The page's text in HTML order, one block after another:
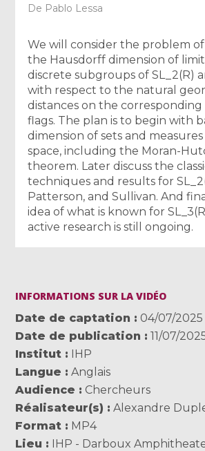
De Pablo Lessa
We will consider the problem
the Hausdorff dimension of
discrete subgroups of SL_2(R)
with respect to the natural
distances on the corresponding
flags. The plan is to begin with
dimension of sets and
space, including the Moran-
theorem. Later discuss the
techniques and results for
Patterson, and Sullivan. And
idea of what is known for
active research is still ongoing.
INFORMATIONS SUR LA VIDÉO
Date de captation
04/07/2025
Date de publication
11/07/
Institut
IHP
Langue
Anglais
Audience
Chercheurs
Réalisateur(s)
Alexandre
Format
MP4
Lieu
IHP - Darboux